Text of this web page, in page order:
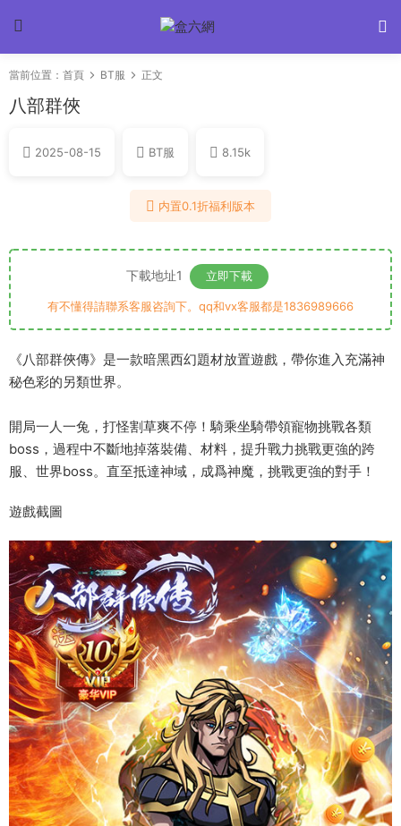
當前位置： 首頁 BT服 正文
八部群俠
2025-08-15 BT服 8.15k
内置0.1折福利版本
下載地址1 立即下載
有不懂得請聯系客服咨詢下。qq和vx客服都是1836989666
《八部群俠傳》是一款暗黑西幻題材放置遊戲，帶你進入充滿神
秘色彩的另類世界。
開局一人一兔，打怪割草爽不停！騎乘坐騎帶領寵物挑戰各類
boss，過程中不斷地掉落裝備、材料，提升戰力挑戰更強的跨
服、世界boss。直至抵達神域，成爲神魔，挑戰更強的對手！
遊戲截圖